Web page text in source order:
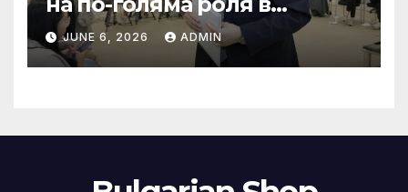
стратегическата
енергетика
JUNE 6, 2026 ADMIN